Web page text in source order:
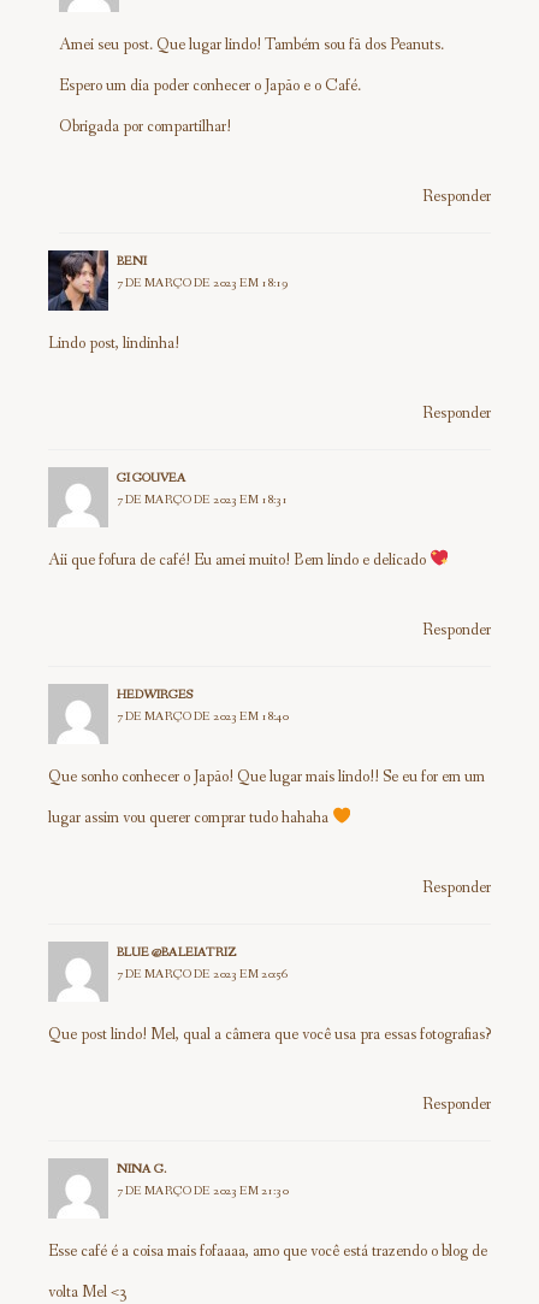
Amei seu post. Que lugar lindo! Também sou fã dos Peanuts.
Espero um dia poder conhecer o Japão e o Café.
Obrigada por compartilhar!
Responder
BENI
7 DE MARÇO DE 2023 EM 18:19
Lindo post, lindinha!
Responder
GI GOUVEA
7 DE MARÇO DE 2023 EM 18:31
Aii que fofura de café! Eu amei muito! Bem lindo e delicado
Responder
HEDWIRGES
7 DE MARÇO DE 2023 EM 18:40
Que sonho conhecer o Japão! Que lugar mais lindo!! Se eu for em um
lugar assim vou querer comprar tudo hahaha
Responder
BLUE @BALEIATRIZ
7 DE MARÇO DE 2023 EM 20:56
Que post lindo! Mel, qual a câmera que você usa pra essas fotografias?
Responder
NINA G.
7 DE MARÇO DE 2023 EM 21:30
Esse café é a coisa mais fofaaaa, amo que você está trazendo o blog de
volta Mel <3